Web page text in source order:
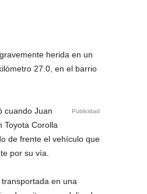
herida en un
27.0, en el barrio
Publicidad
cuando Juan
Toyota Corolla
de frente el vehículo que
por su vía.
en una